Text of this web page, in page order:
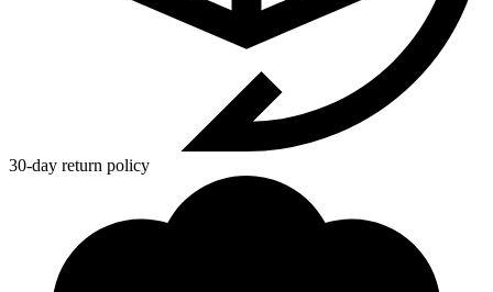
30-day return policy